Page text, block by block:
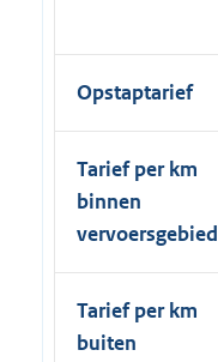
Opstaptarief
Tarief per km
binnen
vervoersgebied
Tarief per km
buiten